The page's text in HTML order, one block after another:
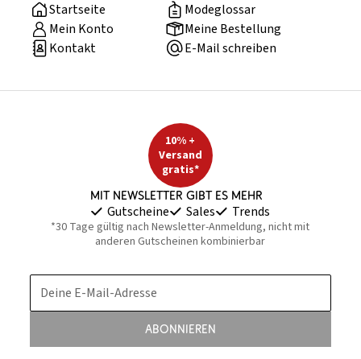
Startseite
Modeglossar
Mein Konto
Meine Bestellung
Kontakt
E-Mail schreiben
10% +
Versand
gratis*
Mit Newsletter gibt es mehr
Gutscheine Sales Trends
*30 Tage gültig nach Newsletter-Anmeldung, nicht mit
anderen Gutscheinen kombinierbar
Deine E-Mail-Adresse
Abonnieren